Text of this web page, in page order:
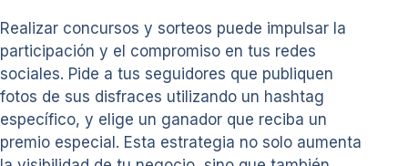
Realizar concursos y sorteos puede impulsar la
participación y el compromiso en tus redes
sociales. Pide a tus seguidores que publiquen
fotos de sus disfraces utilizando un hashtag
específico, y elige un ganador que reciba un
premio especial. Esta estrategia no solo aumenta